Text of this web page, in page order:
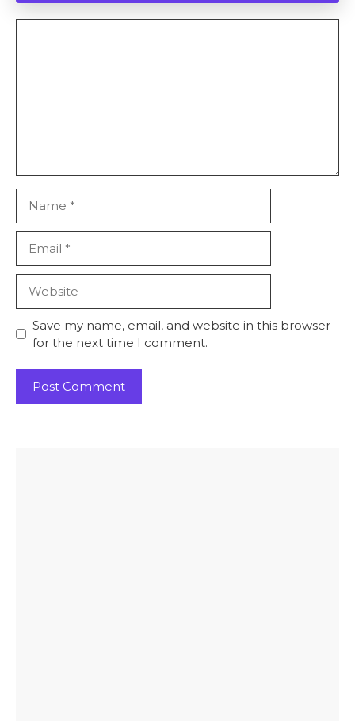
Save my name, email, and website in this browser
for the next time I comment.